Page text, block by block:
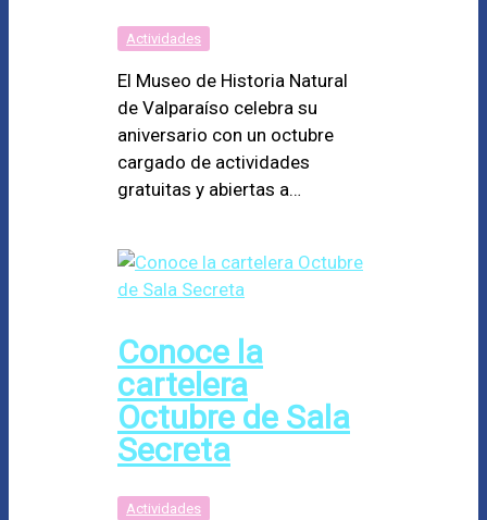
Actividades
El Museo de Historia Natural
de Valparaíso celebra su
aniversario con un octubre
cargado de actividades
gratuitas y abiertas a…
Conoce la
cartelera
Octubre de Sala
Secreta
Actividades